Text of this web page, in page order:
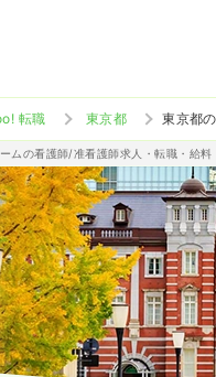
転職 東京都 東京都
ムの看護師/准看護師求人・転職・給料